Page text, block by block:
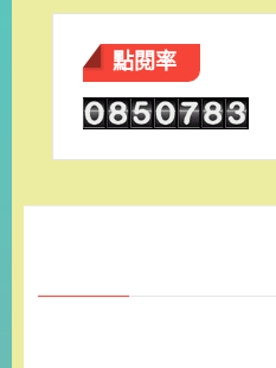
點閱率